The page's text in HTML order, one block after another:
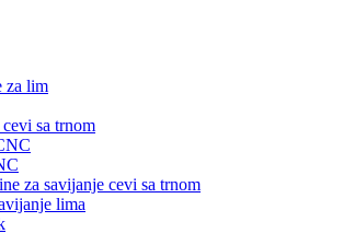
za lim
sa trnom
za savijanje cevi sa trnom
lima